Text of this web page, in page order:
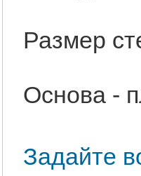
Размер
Основа -
Задайте